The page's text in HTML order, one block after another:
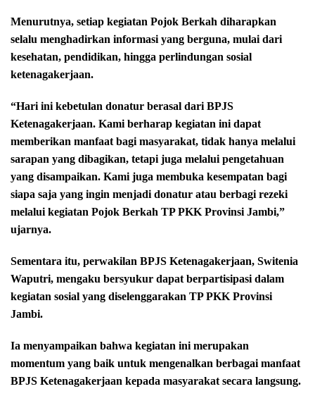
Menurutnya, setiap kegiatan Pojok Berkah diharapkan
selalu menghadirkan informasi yang berguna, mulai dari
kesehatan, pendidikan, hingga perlindungan sosial
ketenagakerjaan.
“Hari ini kebetulan donatur berasal dari BPJS
Ketenagakerjaan. Kami berharap kegiatan ini dapat
memberikan manfaat bagi masyarakat, tidak hanya melalui
sarapan yang dibagikan, tetapi juga melalui pengetahuan
yang disampaikan. Kami juga membuka kesempatan bagi
siapa saja yang ingin menjadi donatur atau berbagi rezeki
melalui kegiatan Pojok Berkah TP PKK Provinsi Jambi,”
ujarnya.
Sementara itu, perwakilan BPJS Ketenagakerjaan, Switenia
Waputri, mengaku bersyukur dapat berpartisipasi dalam
kegiatan sosial yang diselenggarakan TP PKK Provinsi
Jambi.
Ia menyampaikan bahwa kegiatan ini merupakan
momentum yang baik untuk mengenalkan berbagai manfaat
BPJS Ketenagakerjaan kepada masyarakat secara langsung.